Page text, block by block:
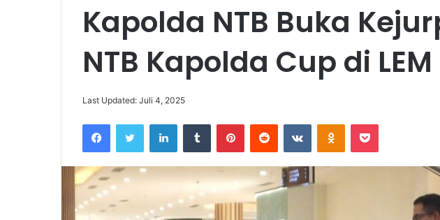
Kapolda NTB Buka
NTB Kapolda Cup di LEM
Last Updated: Juli 4, 2025
FacebookTwitter LinkedInTumblr PinterestReddit VKontakteOdnoklassniki
Pocket